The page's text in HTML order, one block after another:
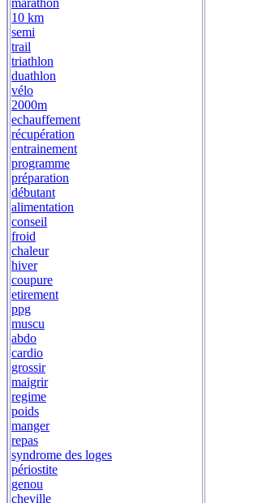
marathon
10 km
semi
trail
triathlon
duathlon
vélo
2000m
echauffement
récupération
entrainement
programme
préparation
débutant
alimentation
conseil
froid
chaleur
hiver
coupure
etirement
ppg
muscu
abdo
cardio
grossir
maigrir
regime
poids
manger
repas
syndrome des loges
périostite
genou
cheville